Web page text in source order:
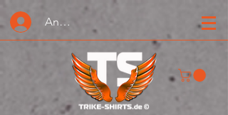
Anmelden oder Registrieren